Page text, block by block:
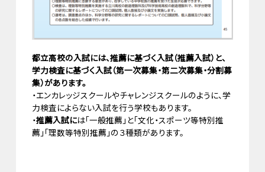
都立高校の入試には、推薦に基づく入試（推薦入試）と、
学力検査に基づく入試（第一次募集・第二次募集・分割募
集）があります。
・エンカレッジスクールやチャレンジスクールのように、学
力検査によらない入試を行う学校もあります。
・推薦入試には「一般推薦」と「文化・スポーツ等特別推
薦」「理数等特別推薦」の３種類があります。